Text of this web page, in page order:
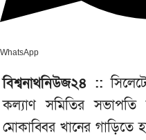
WhatsApp
বিশ্বনাথনিউজ২৪ ::
কল্যাণ সমিতির
মোকাব্বির খানের গাড়িতে